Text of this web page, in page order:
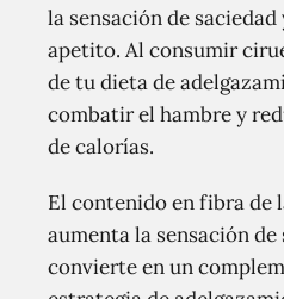
la sensación de
apetito. Al consumir
de tu dieta de
combatir el hambre y
de calorías.
El contenido en fibra de
aumenta la sensación de
convierte en un